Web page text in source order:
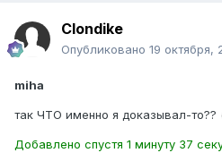
Clondike
Опубликовано 19 октября,
miha
так ЧТО именно я доказывал-то??
Добавлено спустя 1 минуту 37